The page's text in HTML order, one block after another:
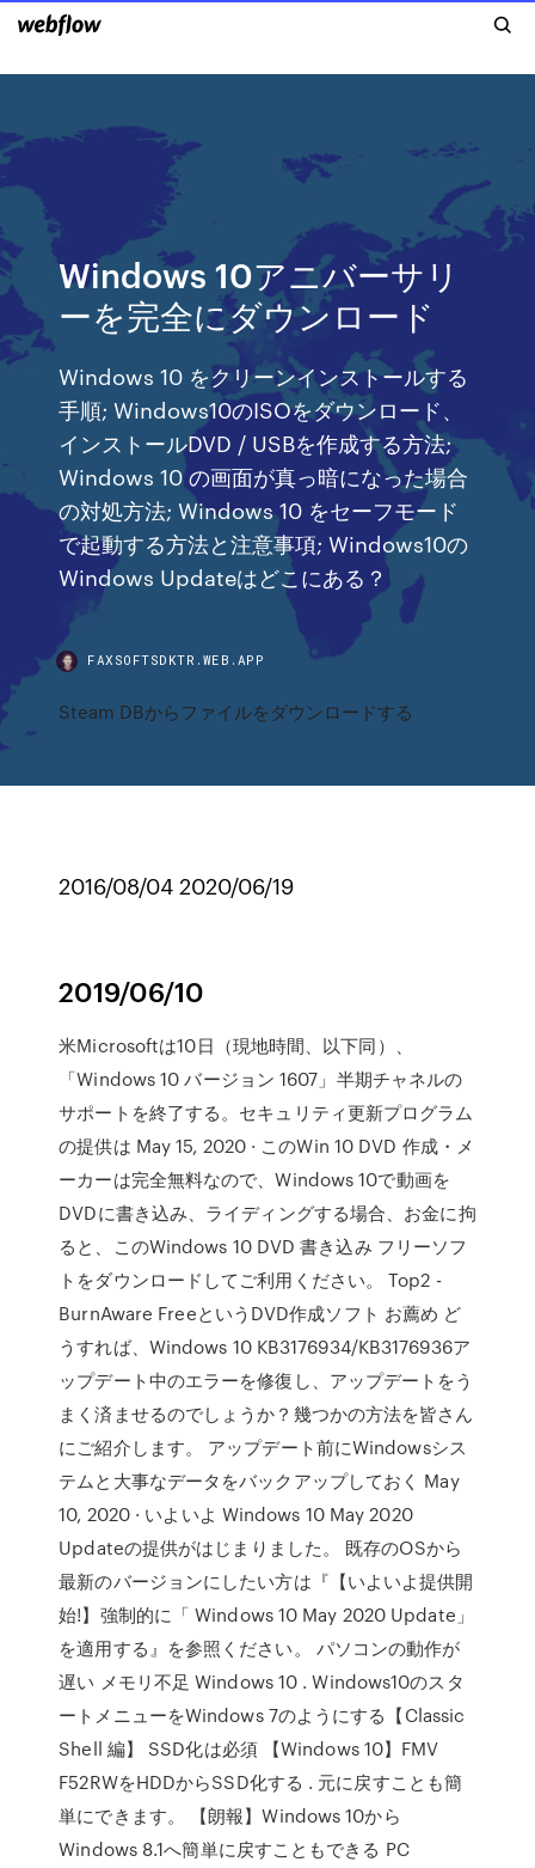
Windows 10アニバーサリ
ーを完全にダウンロード
Windows 10 をクリーンインストールする
手順; Windows10のISOをダウンロード、
インストールDVD / USBを作成する方法;
Windows 10 の画面が真っ暗になった場合
の対処方法; Windows 10 をセーフモード
で起動する方法と注意事項; Windows10の
Windows Updateはどこにある？
FAXSOFTSDKTR.WEB.APP
Steam DBからファイルをダウンロードする
2016/08/04 2020/06/19
2019/06/10
米Microsoftは10日（現地時間、以下同）、
「Windows 10 バージョン 1607」半期チャネルの
サポートを終了する。セキュリティ更新プログラム
の提供は May 15, 2020 · このWin 10 DVD 作成・メ
ーカーは完全無料なので、Windows 10で動画を
DVDに書き込み、ライディングする場合、お金に拘
ると、このWindows 10 DVD 書き込み フリーソフ
トをダウンロードしてご利用ください。 Top2 -
BurnAware FreeというDVD作成ソフト お薦め ど
うすれば、Windows 10 KB3176934/KB3176936ア
ップデート中のエラーを修復し、アップデートをう
まく済ませるのでしょうか？幾つかの方法を皆さん
にご紹介します。 アップデート前にWindowsシス
テムと大事なデータをバックアップしておく May
10, 2020 · いよいよ Windows 10 May 2020
Updateの提供がはじまりました。 既存のOSから
最新のバージョンにしたい方は『【いよいよ提供開
始!】強制的に「 Windows 10 May 2020 Update」
を適用する』を参照ください。 パソコンの動作が
遅い メモリ不足 Windows 10 . Windows10のスタ
ートメニューをWindows 7のようにする【Classic
Shell 編】 SSD化は必須 【Windows 10】FMV
F52RWをHDDからSSD化する . 元に戻すことも簡
単にできます。 【朗報】Windows 10から
Windows 8.1へ簡単に戻すこともできる PC